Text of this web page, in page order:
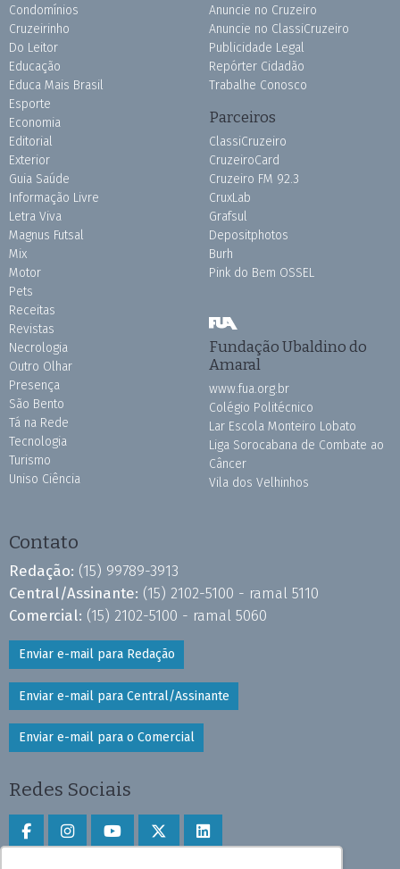
Condomínios
Cruzeirinho
Do Leitor
Educação
Educa Mais Brasil
Esporte
Economia
Editorial
Exterior
Guia Saúde
Informação Livre
Letra Viva
Magnus Futsal
Mix
Motor
Pets
Receitas
Revistas
Necrologia
Outro Olhar
Presença
São Bento
Tá na Rede
Tecnologia
Turismo
Uniso Ciência
Anuncie no Cruzeiro
Anuncie no ClassiCruzeiro
Publicidade Legal
Repórter Cidadão
Trabalhe Conosco
Parceiros
ClassiCruzeiro
CruzeiroCard
Cruzeiro FM 92.3
CruxLab
Grafsul
Depositphotos
Burh
Pink do Bem OSSEL
Fundação Ubaldino do
Amaral
www.fua.org.br
Colégio Politécnico
Lar Escola Monteiro Lobato
Liga Sorocabana de Combate ao
Câncer
Vila dos Velhinhos
Contato
Redação: (15) 99789-3913
Central/Assinante: (15) 2102-5100 - ramal 5110
Comercial: (15) 2102-5100 - ramal 5060
Enviar e-mail para Redação
Enviar e-mail para Central/Assinante
Enviar e-mail para o Comercial
Redes Sociais